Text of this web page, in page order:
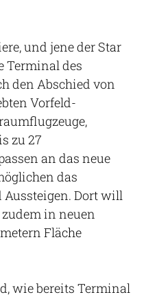
und jene der Star
Terminal des
den Abschied von
Vorfeld-
zu 27
an das neue
das
Dort will
in neuen
Fläche
wie bereits Terminal